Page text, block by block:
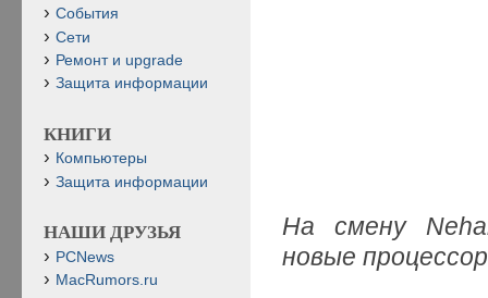
На смену
новые
События
Сети
Ремонт и upgrade
Защита информации
КНИГИ
Компьютеры
Защита информации
НАШИ ДРУЗЬЯ
PCNews
MacRumors.ru